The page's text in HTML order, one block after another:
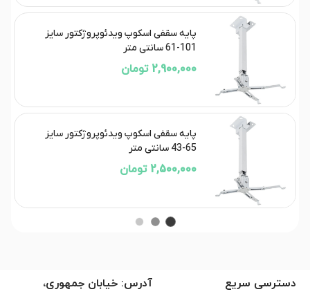
پایه سقفی اسکوپ ویدئوپروژکتور سایز
101-61 سانتی متر
2,900,000 تومان
پایه سقفی اسکوپ ویدئوپروژکتور سایز
65-43 سانتی متر
2,500,000 تومان
دسترسی سریع
آدرس: خیابان جمهوری،